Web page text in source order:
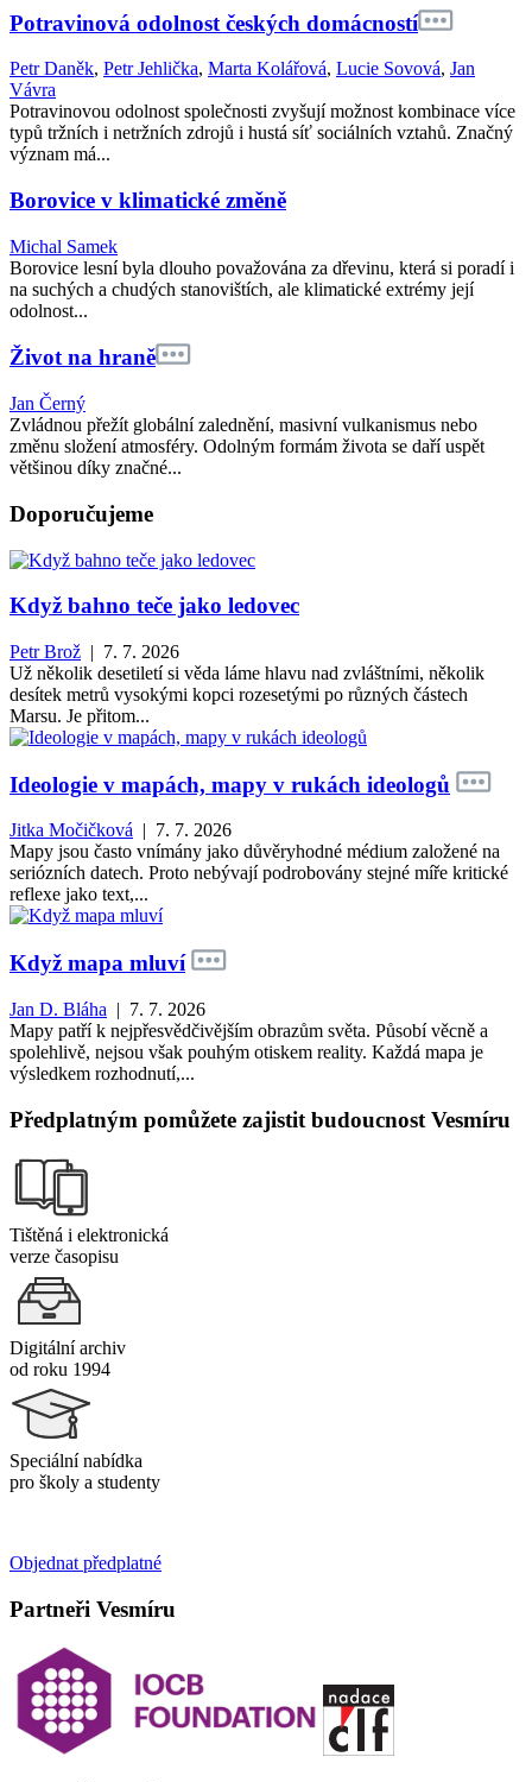
Potravinová odolnost českých domácností
Petr Daněk, Petr Jehlička, Marta Kolářová, Lucie Sovová, Jan
Vávra
Potravinovou odolnost společnosti zvyšují možnost kombinace více
typů tržních i netržních zdrojů i hustá síť sociálních vztahů. Značný
význam má...
Borovice v klimatické změně
Michal Samek
Borovice lesní byla dlouho považována za dřevinu, která si poradí i
na suchých a chudých stanovištích, ale klimatické extrémy její
odolnost...
Život na hraně
Jan Černý
Zvládnou přežít globální zalednění, masivní vulkanismus nebo
změnu složení atmosféry. Odolným formám života se daří uspět
většinou díky značné...
Doporučujeme
Když bahno teče jako ledovec
Petr Brož | 7. 7. 2026
Už několik desetiletí si věda láme hlavu nad zvláštními, několik
desítek metrů vysokými kopci rozesetými po různých částech
Marsu. Je přitom...
Ideologie v mapách, mapy v rukách ideologů
Jitka Močičková | 7. 7. 2026
Mapy jsou často vnímány jako důvěryhodné médium založené na
seriózních datech. Proto nebývají podrobovány stejné míře kritické
reflexe jako text,...
Když mapa mluví
Jan D. Bláha | 7. 7. 2026
Mapy patří k nejpřesvědčivějším obrazům světa. Působí věcně a
spolehlivě, nejsou však pouhým otiskem reality. Každá mapa je
výsledkem rozhodnutí,...
Předplatným pomůžete zajistit budoucnost Vesmíru
Tištěná i elektronická
verze časopisu
Digitální archiv
od roku 1994
Speciální nabídka
pro školy a studenty
Objednat předplatné
Partneři Vesmíru